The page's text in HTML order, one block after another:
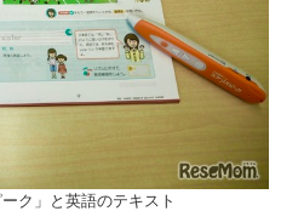
ク」と英語のテキスト